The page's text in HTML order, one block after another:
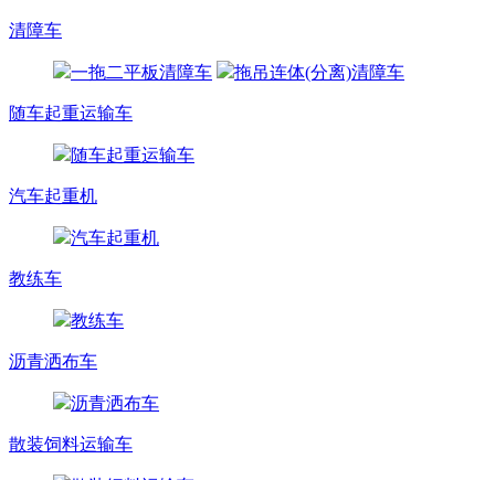
清障车
一拖二平板清障车 拖吊连体(分离)清障车
随车起重运输车
随车起重运输车
汽车起重机
汽车起重机
教练车
教练车
沥青洒布车
沥青洒布车
散装饲料运输车